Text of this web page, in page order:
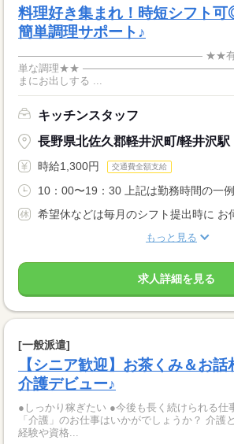
料理好き集まれ！時短シフト
簡単調理サポート♪
―――――――――――――――――― ★★有料老
単な調理★★ ―――――――――――――――――― ◇ご
まにお出しする ...
キッチンスタッフ
長野県北佐久郡軽井沢町/軽井沢駅
時給1,300円 交通費全額支給
10：00〜19：30 上記は勤務時間の一例
希望休などは毎月のシフト提出時に お
もっと見る
求人詳細を見る
[一般派遣]
【シニア歓迎】お茶くみ＆お話
介護デビュー♪
●しっかり稼ぎたい ●今後も長く続けられる仕事がした
「介護」のお仕事はいかがでしょうか？ 介護といっても、最近では
経験や資格...